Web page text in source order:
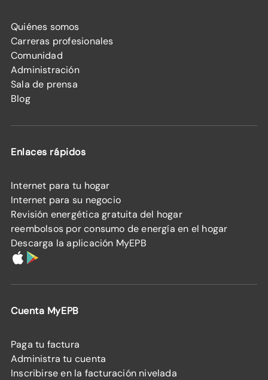
Quiénes somos
Carreras profesionales
Comunidad
Administración
Sala de prensa
Blog
Enlaces rápidos
Internet para tu hogar
Internet para su negocio
Revisión energética gratuita del hogar
reembolsos por consumo de energía en el hogar
Descarga la aplicación MyEPB
Cuenta MyEPB
Paga tu factura
Administra tu cuenta
Inscribirse en la facturación nivelada